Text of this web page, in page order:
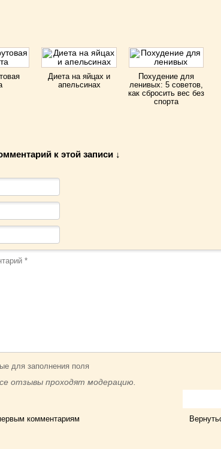
Диета на яйцах и
апельсинах
Похудение для
ленивых: 5 советов,
как сбросить вес без
спорта
к этой записи ↓
для заполнения поля
отзывы проходят модерацию.
комментариям